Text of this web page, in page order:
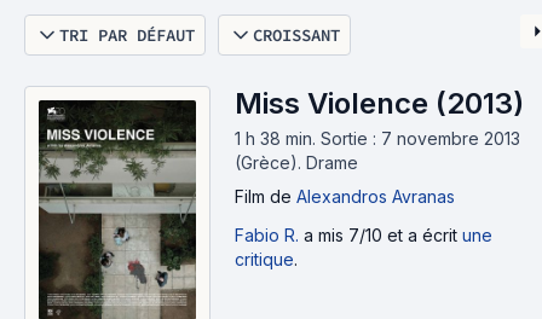
TRI PAR DÉFAUT CROISSANT
Miss Violence (2013)
1 h 38 min. Sortie : 7 novembre 2013
(Grèce). Drame
Film de Alexandros Avranas
Fabio R. a mis 7/10 et a écrit une
critique.